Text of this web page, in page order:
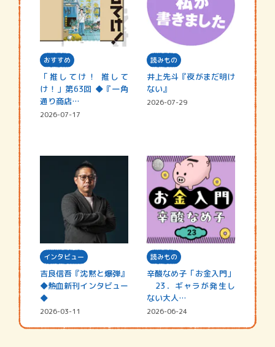
おすすめ
「推してけ！ 推して
け！」第63回 ◆『一角
通り商店…
2026-07-17
読みもの
井上先斗『夜がまだ明け
ない』
2026-07-29
インタビュー
吉良信吾『沈黙と爆弾』
◆熱血新刊インタビュー
◆
2026-03-11
読みもの
辛酸なめ子「お金入門」
23．ギャラが発生し
ない大人…
2026-06-24